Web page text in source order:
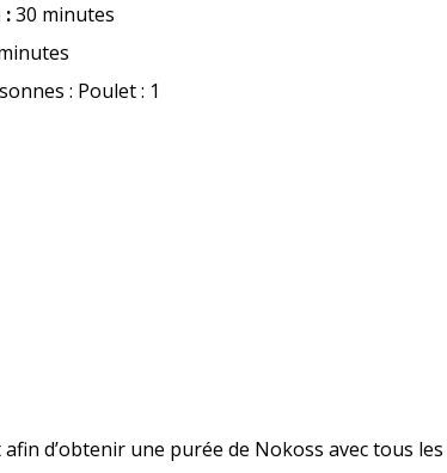
:30 minutes
: Poulet : 1
d’obtenir une purée de Nokoss avec tous